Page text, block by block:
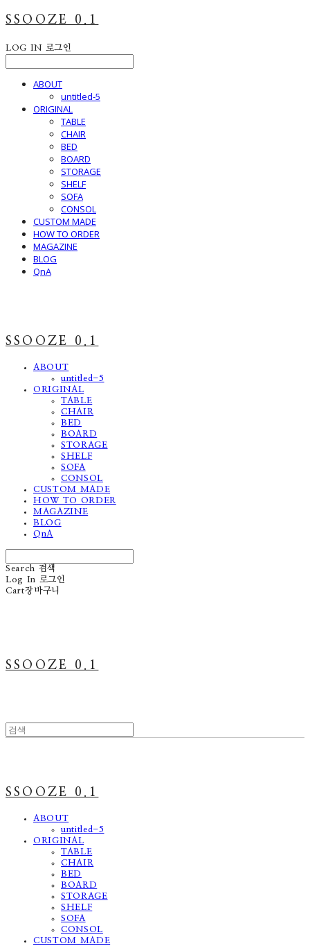
SSOOZE 0.1
LOG IN 로그인
ABOUT
untitled-5
ORIGINAL
TABLE
CHAIR
BED
BOARD
STORAGE
SHELF
SOFA
CONSOL
CUSTOM MADE
HOW TO ORDER
MAGAZINE
BLOG
QnA
SSOOZE 0.1
ABOUT
untitled-5
ORIGINAL
TABLE
CHAIR
BED
BOARD
STORAGE
SHELF
SOFA
CONSOL
CUSTOM MADE
HOW TO ORDER
MAGAZINE
BLOG
QnA
Search 검색
Log In 로그인
Cart장바구니
SSOOZE 0.1
SSOOZE 0.1
ABOUT
untitled-5
ORIGINAL
TABLE
CHAIR
BED
BOARD
STORAGE
SHELF
SOFA
CONSOL
CUSTOM MADE